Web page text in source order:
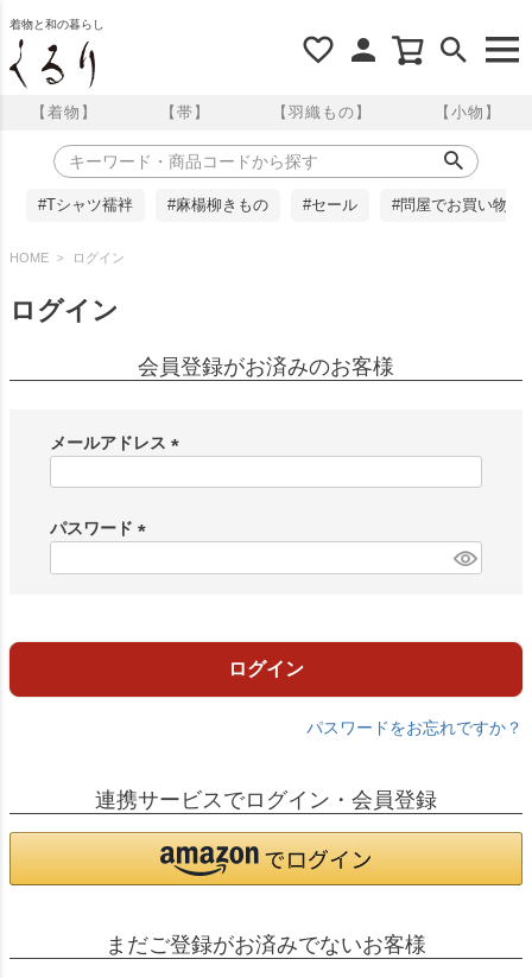
着物と和の暮らし
【着物】 【帯】 【羽織もの】 【小物】
#Tシャツ襦袢 #麻楊柳きもの #セール #問屋でお買い物
HOME ログイン
ログイン
会員登録がお済みのお客様
メールアドレス
)
パスワード
ログイン
パスワードをお忘れですか？
連携サービスでログイン・会員登録
まだご登録がお済みでないお客様